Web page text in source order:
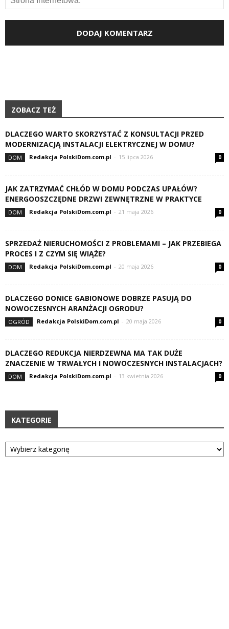
ZOBACZ TEŻ
DLACZEGO WARTO SKORZYSTAĆ Z KONSULTACJI PRZED
MODERNIZACJĄ INSTALACJI ELEKTRYCZNEJ W DOMU?
DOM Redakcja PolskiDom.com.pl - 15 lipca 2026 0
JAK ZATRZYMAĆ CHŁÓD W DOMU PODCZAS UPAŁÓW?
ENERGOOSZCZĘDNE DRZWI ZEWNĘTRZNE W PRAKTYCE
DOM Redakcja PolskiDom.com.pl - 21 maja 2026 0
SPRZEDAŻ NIERUCHOMOŚCI Z PROBLEMAMI – JAK PRZEBIEGA
PROCES I Z CZYM SIĘ WIĄŻE?
DOM Redakcja PolskiDom.com.pl - 20 maja 2026 0
DLACZEGO DONICE GABIONOWE DOBRZE PASUJĄ DO
NOWOCZESNYCH ARANŻACJI OGRODU?
OGRÓD Redakcja PolskiDom.com.pl - 20 maja 2026 0
DLACZEGO REDUKCJA NIERDZEWNA MA TAK DUŻE
ZNACZENIE W TRWAŁYCH I NOWOCZESNYCH INSTALACJACH?
DOM Redakcja PolskiDom.com.pl - 13 kwietnia 2026 0
KATEGORIE
Kategorie